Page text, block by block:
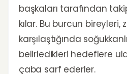
başkaları tarafından
kılar. Bu burcun bireyleri,
karşılaştığında
belirledikleri hedeflere
çaba sarf ederler.